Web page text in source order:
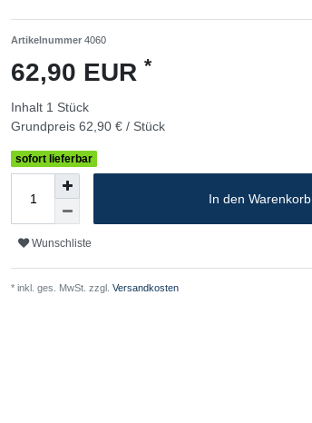
Artikelnummer 4060
62,90 EUR *
Inhalt 1 Stück
Grundpreis 62,90 € / Stück
sofort lieferbar
In den Warenkorb
Wunschliste
* inkl. ges. MwSt. zzgl. Versandkosten